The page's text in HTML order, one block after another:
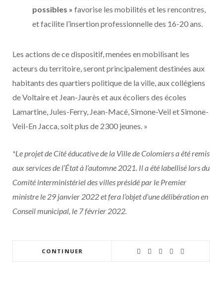
possibles » favorise les mobilités et les rencontres,
et facilite l’insertion professionnelle des 16-20 ans.
Les actions de ce dispositif, menées en mobilisant les
acteurs du territoire, seront principalement destinées aux
habitants des quartiers politique de la ville, aux collégiens
de Voltaire et Jean-Jaurès et aux écoliers des écoles
Lamartine, Jules-Ferry, Jean-Macé, Simone-Veil et Simone-
Veil-En Jacca, soit plus de 2300 jeunes. »
*Le projet de Cité éducative de la Ville de Colomiers a été remis
aux services de l’État à l’automne 2021. Il a été labellisé lors du
Comité interministériel des villes présidé par le Premier
ministre le 29 janvier 2022 et fera l’objet d’une délibération en
Conseil municipal, le 7 février 2022.
CONTINUER